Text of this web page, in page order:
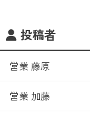
投稿者
営業 藤原
営業 加藤